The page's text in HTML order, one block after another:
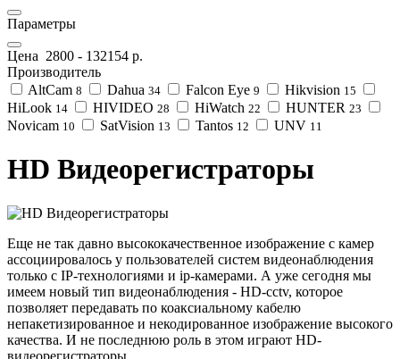
Параметры
Цена 2800 - 132154 р.
Производитель
AltCam 8 Dahua 34 Falcon Eye 9 Hikvision 15
HiLook 14 HIVIDEO 28 HiWatch 22 HUNTER 23
Novicam 10 SatVision 13 Tantos 12 UNV 11
HD Видеорегистраторы
Еще не так давно высококачественное изображение с камер
ассоциировалось у пользователей систем видеонаблюдения
только с IP-технологиями и ip-камерами. А уже сегодня мы
имеем новый тип видеонаблюдения - HD-cctv, которое
позволяет передавать по коаксиальному кабелю
непакетизированное и некодированное изображение высокого
качества. И не последнюю роль в этом играют HD-
видеорегистраторы.